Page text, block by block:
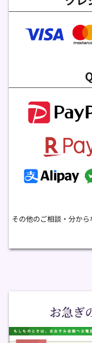
その他のご相談・分か
お急ぎ